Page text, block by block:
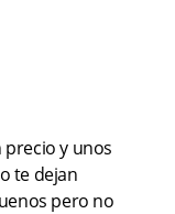
y unos
te dejan
pero no